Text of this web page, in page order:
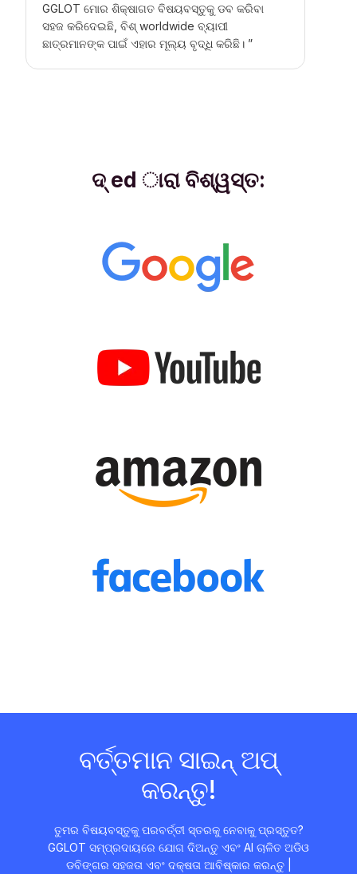
GGLOT ମୋର ଶିକ୍ଷାଗତ ବିଷୟବସ୍ତୁକୁ ଡବ କରିବା
ସହଜ କରିଦେଇଛି, ବିଶ୍ worldwide ବ୍ୟାପୀ
ଛାତ୍ରମାନଙ୍କ ପାଇଁ ଏହାର ମୂଲ୍ୟ ବୃଦ୍ଧି କରିଛି। ”
ଦ୍ ed ାରା ବିଶ୍ୱସ୍ତ:
ବର୍ତ୍ତମାନ ସାଇନ୍ ଅପ୍
କରନ୍ତୁ!
ତୁମର ବିଷୟବସ୍ତୁକୁ ପରବର୍ତ୍ତୀ ସ୍ତରକୁ ନେବାକୁ ପ୍ରସ୍ତୁତ?
GGLOT ସମ୍ପ୍ରଦାୟରେ ଯୋଗ ଦିଅନ୍ତୁ ଏବଂ AI ଚାଳିତ ଅଡିଓ
ଡବିଙ୍ଗର ସହଜତା ଏବଂ ଦକ୍ଷତା ଆବିଷ୍କାର କରନ୍ତୁ |